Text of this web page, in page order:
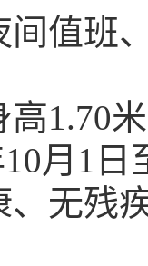
值班、
米
月1
残疾